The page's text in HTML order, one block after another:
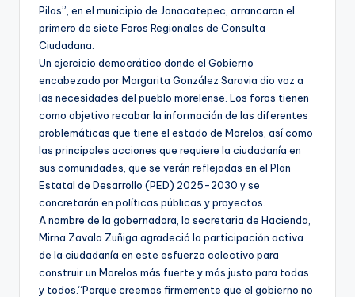
Pilas”, en el municipio de Jonacatepec, arrancaron el
primero de siete Foros Regionales de Consulta
Ciudadana.
Un ejercicio democrático donde el Gobierno
encabezado por Margarita González Saravia dio voz a
las necesidades del pueblo morelense. Los foros tienen
como objetivo recabar la información de las diferentes
problemáticas que tiene el estado de Morelos, así como
las principales acciones que requiere la ciudadanía en
sus comunidades, que se verán reflejadas en el Plan
Estatal de Desarrollo (PED) 2025-2030 y se
concretarán en políticas públicas y proyectos.
A nombre de la gobernadora, la secretaria de Hacienda,
Mirna Zavala Zuñiga agradeció la participación activa
de la ciudadanía en este esfuerzo colectivo para
construir un Morelos más fuerte y más justo para todas
y todos.“Porque creemos firmemente que el gobierno no